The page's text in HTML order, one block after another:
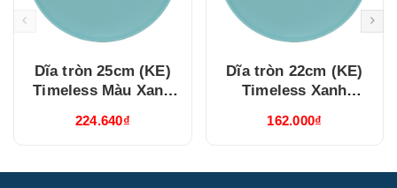
Dĩa tròn 25cm (KE)
Timeless Màu Xanh
224.640₫
Dĩa tròn 22cm (KE)
Timeless Xanh
162.000₫